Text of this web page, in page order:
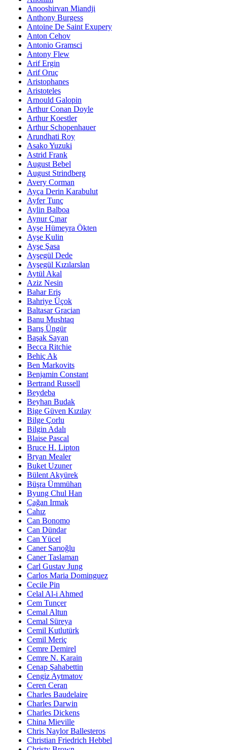
Anooshirvan Miandji
Anthony Burgess
Antoine De Saint Exupery
Anton Cehov
Antonio Gramsci
Antony Flew
Arif Ergin
Arif Oruç
Aristophanes
Aristoteles
Arnould Galopin
Arthur Conan Doyle
Arthur Koestler
Arthur Schopenhauer
Arundhati Roy
Asako Yuzuki
Astrid Frank
August Bebel
August Strindberg
Avery Corman
Ayça Derin Karabulut
Ayfer Tunç
Aylin Balboa
Aynur Çınar
Ayşe Hümeyra Ökten
Ayşe Kulin
Ayşe Şasa
Ayşegül Dede
Ayşegül Kızılarslan
Aytül Akal
Aziz Nesin
Bahar Eriş
Bahriye Üçok
Baltasar Gracian
Banu Mushtaq
Barış Üngür
Başak Sayan
Becca Ritchie
Behiç Ak
Ben Markovits
Benjamin Constant
Bertrand Russell
Beydeba
Beyhan Budak
Bige Güven Kızılay
Bilge Çorlu
Bilgin Adalı
Blaise Pascal
Bruce H. Lipton
Bryan Mealer
Buket Uzuner
Bülent Akyürek
Büşra Ümmühan
Byung Chul Han
Çağan Irmak
Cahız
Can Bonomo
Can Dündar
Can Yücel
Caner Sarıoğlu
Caner Taslaman
Carl Gustav Jung
Carlos Maria Dominguez
Cecile Pin
Celal Al-i Ahmed
Cem Tunçer
Cemal Altun
Cemal Süreya
Cemil Kutlutürk
Cemil Meriç
Cemre Demirel
Cemre N. Karain
Cenap Şahabettin
Cengiz Aytmatov
Ceren Ceran
Charles Baudelaire
Charles Darwin
Charles Dickens
China Mieville
Chris Naylor Ballesteros
Christian Friedrich Hebbel